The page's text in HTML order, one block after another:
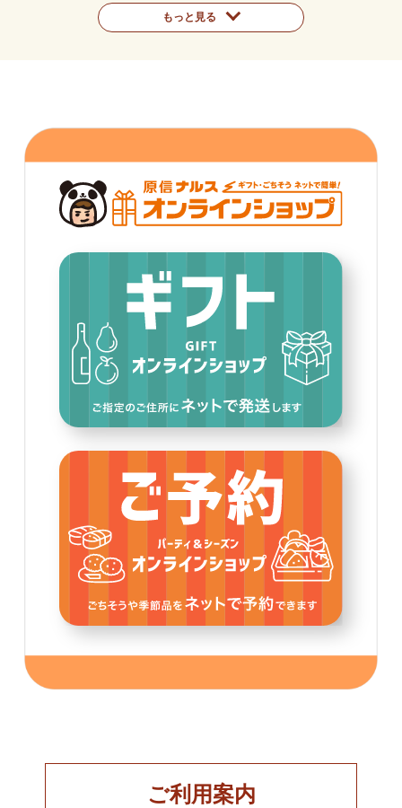
もっと見る
ご利用案内